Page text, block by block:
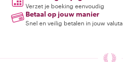
Verzet je boeking eenvoudig
Betaal op jouw manier
Snel en veilig betalen in jouw valuta